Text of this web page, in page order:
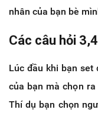
nhân của bạn bè
Các câu hỏi
Lúc đầu khi bạn set
của bạn mà chọn
Thí dụ bạn chọn